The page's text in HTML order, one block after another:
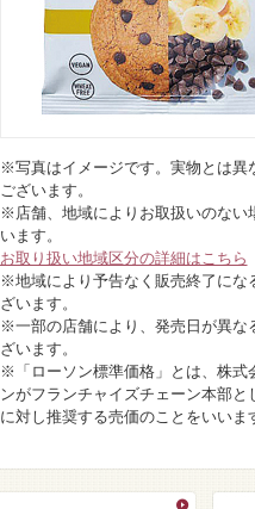
※写真はイメージです。実物とは異
ございます。
※店舗、地域によりお取扱いのない
います。
お取り扱い地域区分の詳細はこちら
※地域により予告なく販売終了にな
ざいます。
※一部の店舗により、発売日が異な
ざいます。
※「ローソン標準価格」とは、株式
ンがフランチャイズチェーン本部と
に対し推奨する売価のことをいいま